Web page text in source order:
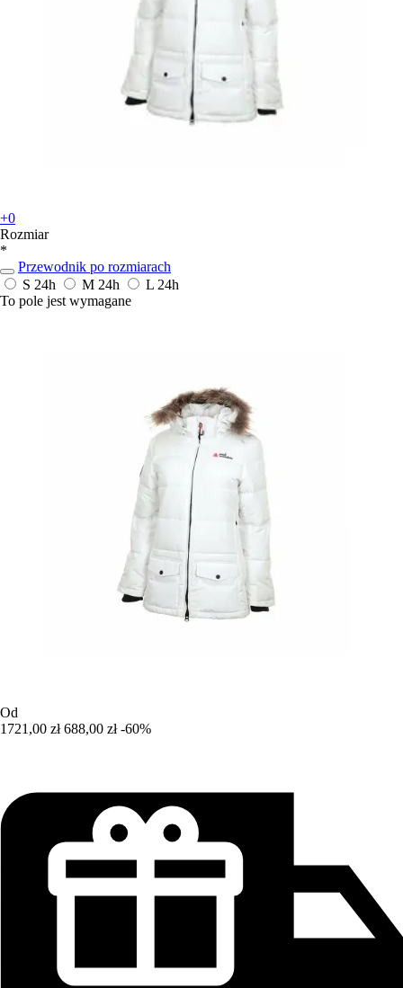
+0
Rozmiar
*
Przewodnik po rozmiarach
S 24h M 24h L 24h
To pole jest wymagane
Od
1721,00 zł 688,00 zł -60%